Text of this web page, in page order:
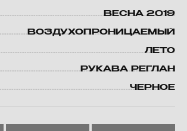
ВЕСНА 2019
ВОЗДУХОПРОНИЦАЕМЫЙ
ЛЕТО
РУКАВА РЕГЛАН
ЧЕРНОЕ